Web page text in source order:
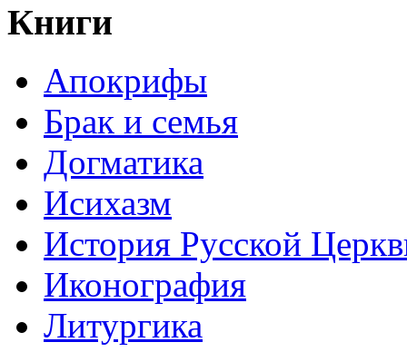
Книги
Апокрифы
Брак и семья
Догматика
Исихазм
История Русской
Иконография
Литургика